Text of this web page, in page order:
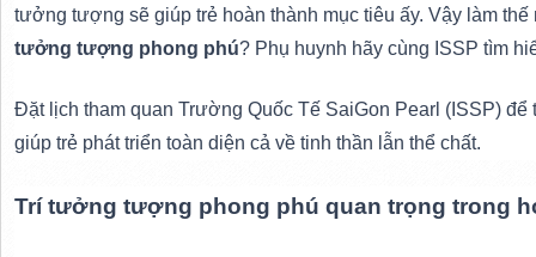
tưởng tượng sẽ giúp trẻ hoàn thành mục tiêu ấy. Vậy làm
tưởng tượng phong phú? Phụ huynh hãy cùng ISSP tìm
Đặt lịch tham quan Trường Quốc Tế SaiGon Pearl (ISSP)
giúp trẻ phát triển toàn diện cả về tinh thần lẫn thể chất.
Trí tưởng tượng phong phú quan trọng trong